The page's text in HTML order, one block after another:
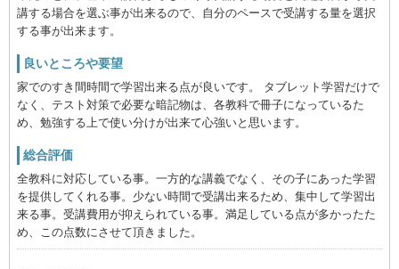
講する場合を選ぶ事が出来るので、自分のペースで受講する量を選択
する事が出来ます。
良いところや要望
家でのすき間時間で学習出来る点が良いです。 タブレット学習だけで
なく、テスト対策で必要な暗記物は、各教科で冊子になっているた
め、勉強する上で使い分けが出来て心強いと思います。
総合評価
全教科に対応している事。一方的な講義でなく、その子にあった学習
を提供してくれる事。少ない時間で受講出来るため、集中して学習出
来る事。受講費用が抑えられている事。満足している点が多かったた
め、この点数にさせて頂きました。